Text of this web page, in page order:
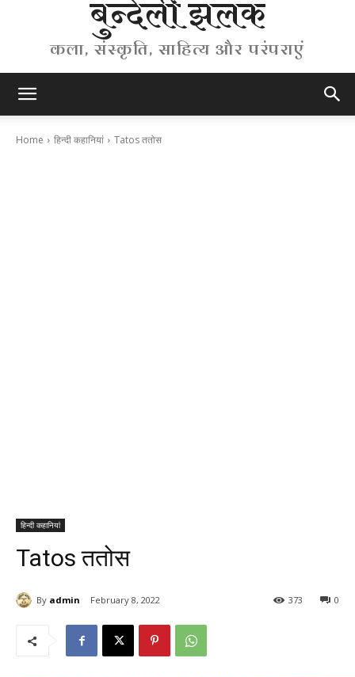
बुन्देली झलक
कला, संस्कृति, साहित्य और परंपराएं
Home हिन्दी कहानियां Tatos ततोस
हिन्दी कहानियां
Tatos ततोस
By admin February 8, 2022 0
373